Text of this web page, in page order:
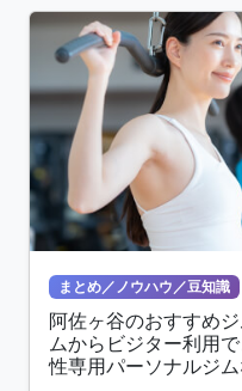
まとめ／ノウハウ／豆知識
阿佐ヶ谷のおすすめ
ムからビジター利用
性専用パーソナルジ